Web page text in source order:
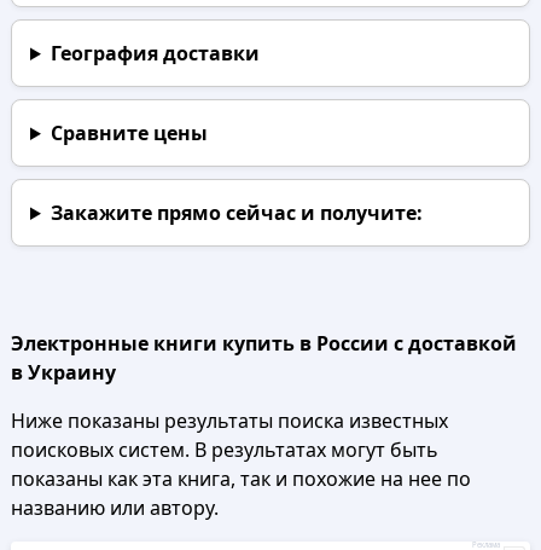
География доставки
Сравните цены
Закажите прямо сейчаси получите:
Электронные книги купить в России с доставкой
в Украину
Ниже показаны результаты поиска известных
поисковых систем. В результатах могут быть
показаны как эта книга, так и похожие на нее по
названию или автору.
Реклама